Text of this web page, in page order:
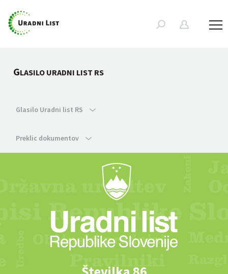
GLASILO URADNI LIST RS
Glasilo Uradni list RS
Preklic dokumentov